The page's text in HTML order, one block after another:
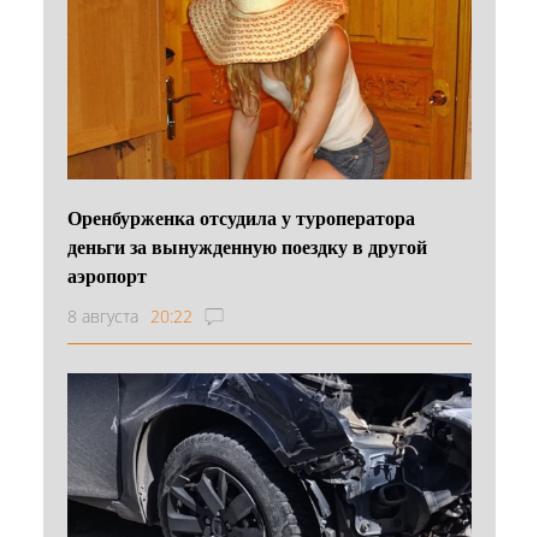
Оренбурженка отсудила у туроператора
деньги за вынужденную поездку в другой
аэропорт
8 августа 20:22